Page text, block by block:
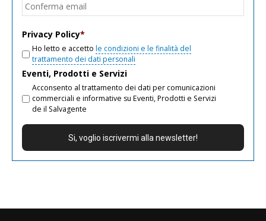
Privacy Policy*
Ho letto e accetto le condizioni e le finalità del
trattamento dei dati personali
Eventi, Prodotti e Servizi
Acconsento al trattamento dei dati per comunicazioni
commerciali e informative su Eventi, Prodotti e Servizi
de il Salvagente